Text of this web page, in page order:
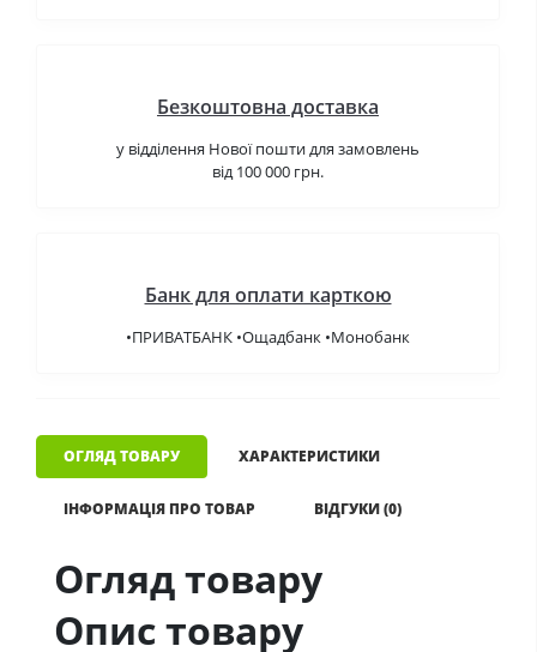
ОГЛЯД ТОВАРУ ХАРАКТЕРИСТИКИ
ІНФОРМАЦІЯ ПРО ТОВАР ВІДГУКИ (0)
Огляд товару
Опис товару
Безкоштовна доставка
у відділення Нової пошти для замовлень
від 100 000 грн.
Банк для оплати карткою
•ПРИВАТБАНК •Ощадбанк •Монобанк